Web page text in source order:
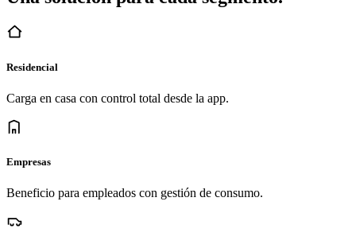
Residencial
Carga en casa con control total desde la app.
Empresas
Beneficio para empleados con gestión de consumo.